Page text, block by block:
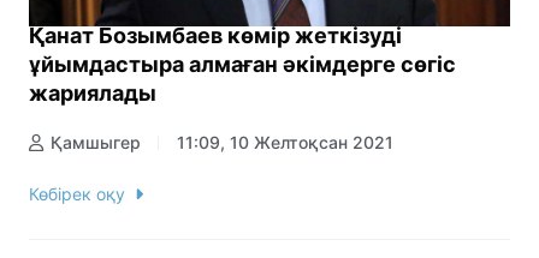
Қанат Бозымбаев көмір жеткізуді
ұйымдастыра алмаған әкімдерге сөгіс
жариялады
Қамшыгер 11:09, 10 Желтоқсан 2021
Көбірек оқу